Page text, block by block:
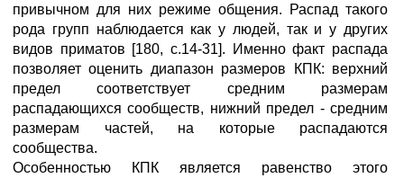
привычном для них режиме общения. Распад такого
рода групп наблюдается как у людей, так и у других
видов приматов [180, с.14-31]. Именно факт распада
позволяет оценить диапазон размеров КПК: верхний
предел соответствует средним размерам
распадающихся сообществ, нижний предел - средним
размерам частей, на которые распадаются
сообщества.
Особенностью КПК является равенство этого